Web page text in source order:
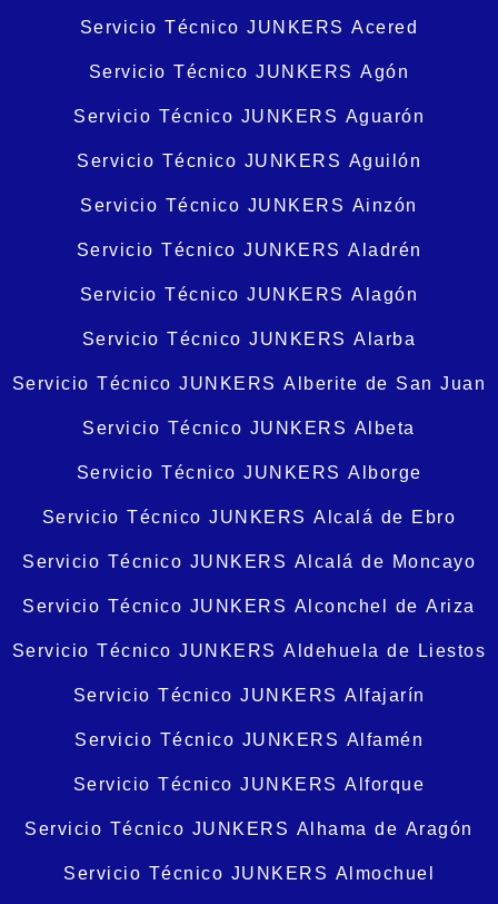
Servicio Técnico JUNKERS Acered
Servicio Técnico JUNKERS Agón
Servicio Técnico JUNKERS Aguarón
Servicio Técnico JUNKERS Aguilón
Servicio Técnico JUNKERS Ainzón
Servicio Técnico JUNKERS Aladrén
Servicio Técnico JUNKERS Alagón
Servicio Técnico JUNKERS Alarba
Servicio Técnico JUNKERS Alberite de San Juan
Servicio Técnico JUNKERS Albeta
Servicio Técnico JUNKERS Alborge
Servicio Técnico JUNKERS Alcalá de Ebro
Servicio Técnico JUNKERS Alcalá de Moncayo
Servicio Técnico JUNKERS Alconchel de Ariza
Servicio Técnico JUNKERS Aldehuela de Liestos
Servicio Técnico JUNKERS Alfajarín
Servicio Técnico JUNKERS Alfamén
Servicio Técnico JUNKERS Alforque
Servicio Técnico JUNKERS Alhama de Aragón
Servicio Técnico JUNKERS Almochuel